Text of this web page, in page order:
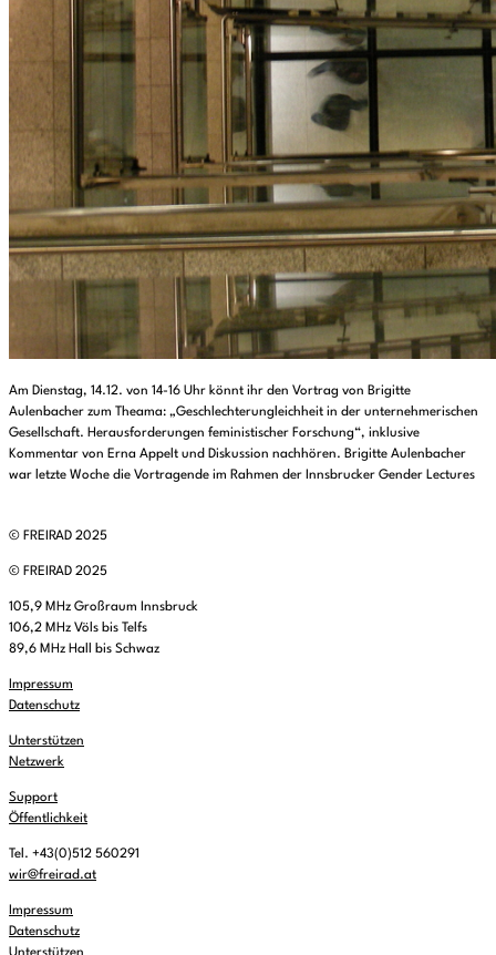
Am Dienstag, 14.12. von 14-16 Uhr könnt ihr den Vortrag von Brigitte
Aulenbacher zum Theama: „Geschlechterungleichheit in der unternehmerischen
Gesellschaft. Herausforderungen feministischer Forschung“, inklusive
Kommentar von Erna Appelt und Diskussion nachhören. Brigitte Aulenbacher
war letzte Woche die Vortragende im Rahmen der Innsbrucker Gender Lectures
© FREIRAD 2025
© FREIRAD 2025
105,9 MHz Großraum Innsbruck
106,2 MHz Völs bis Telfs
89,6 MHz Hall bis Schwaz
Impressum
Datenschutz
Unterstützen
Netzwerk
Support
Öffentlichkeit
Tel. +43(0)512 560291
wir@freirad.at
Impressum
Datenschutz